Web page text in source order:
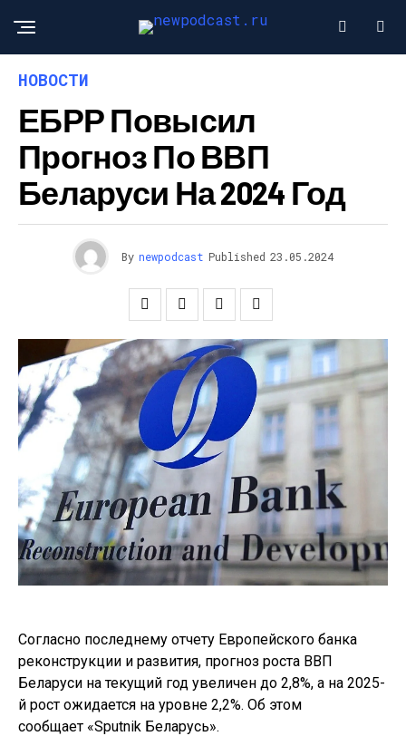
НОВОСТИ
ЕБРР Повысил
Прогноз По ВВП
Беларуси На 2024 Год
By newpodcast Published 23.05.2024
Согласно последнему отчету Европейского банка
реконструкции и развития, прогноз роста ВВП
Беларуси на текущий год увеличен до 2,8%, а на 2025-
й рост ожидается на уровне 2,2%. Об этом
сообщает «Sputnik Беларусь».